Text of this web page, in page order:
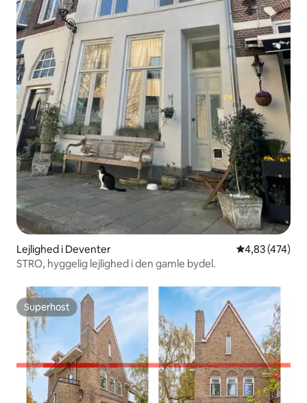
Lejlighed i Deventer 4,83 ud af 5 i
4,83 (474)
STRO, hyggelig lejlighed i den gamle bydel.
Superhost
Superhost